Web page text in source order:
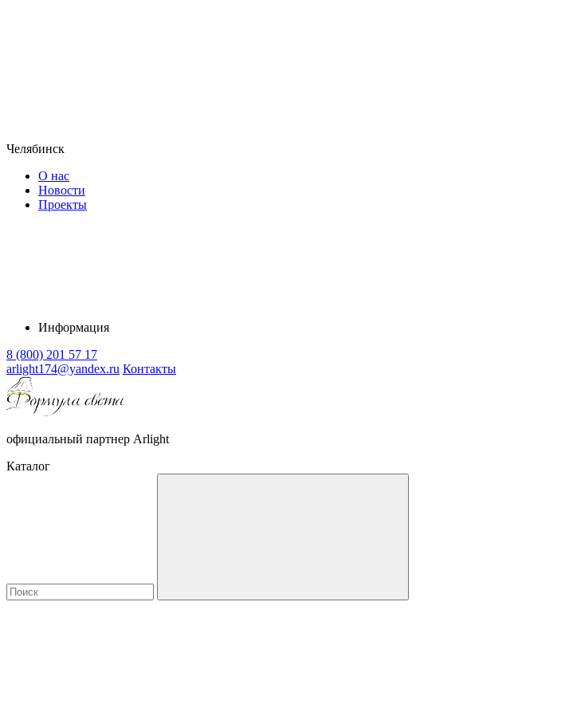
Челябинск
О нас
Новости
Проекты
Информация
8 (800) 201 57 17
arlight174@yandex.ru Контакты
официальный партнер Arlight
Каталог